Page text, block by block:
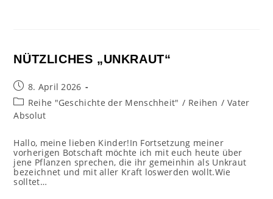
NÜTZLICHES „UNKRAUT“
Beitrag
veröffentlicht:
8. April 2026
Beitrags-
Kategorie:
Reihe "Geschichte der Menschheit" / Reihen / Vater
Absolut
Hallo, meine lieben Kinder!In Fortsetzung meiner
vorherigen Botschaft möchte ich mit euch heute über
jene Pflanzen sprechen, die ihr gemeinhin als Unkraut
bezeichnet und mit aller Kraft loswerden wollt.Wie
solltet…